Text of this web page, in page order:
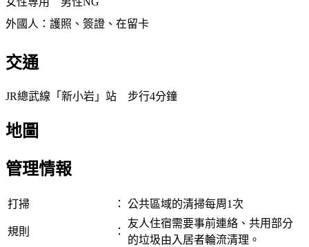
外國人：護照、簽證、在留卡
交通
JR總武線「新小岩」站 步行4分鐘
地圖
管理情報
打掃 ： 公共區域的清掃每周1次
規則 ：
友人住宿需要事前連絡、共用部分
的垃圾由入居者輪流清理。